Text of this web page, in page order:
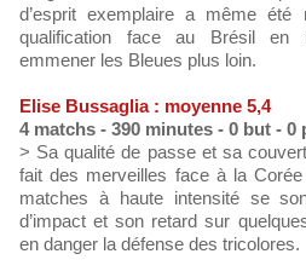
d’esprit exemplaire a même
qualification face au Brésil en
emmener les Bleues plus loin.
Elise Bussaglia : moyenne 5,4
4 matchs - 390 minutes - 0 but - 0
> Sa qualité de passe et sa
fait des merveilles face à la
matches à haute intensité se
d’impact et son retard sur
en danger la défense des tricolores.